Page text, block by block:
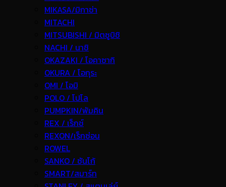
MIKASA/มิกาซ่า
MITACHI
MITSUBISHI / มิตซูบิชิ
NACHI / นาชิ
OKAZAKI / โอคาซากิ
OKURA / โอกุระ
OMI / โอมิ
POLO / โปโล
PUMPKIN/พัมคิน
REX / เร็กช์
REXON/เร็กซ่อน
ROWEL
SANKO / ซันโก้
SMART/สมาร์ท